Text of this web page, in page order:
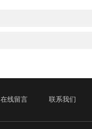
在线留言 联系我们